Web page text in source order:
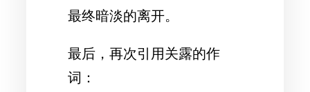
最终暗淡的离开。
最后，再次引用关露的作
词：